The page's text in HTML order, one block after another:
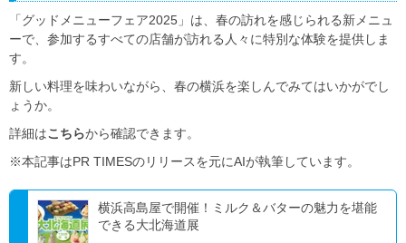
「グッドメニューフェア2025」は、春の訪れを感じられる新メニュ
ーで、参加するすべての店舗が訪れる人々に特別な体験を提供しま
す。
新しい料理を味わいながら、春の横浜を楽しんでみてはいかがでし
ょうか。
詳細はこちらから確認できます。
※本記事はPR TIMESのリリースを元にAIが執筆しています。
横浜高島屋で開催！ミルク＆バターの魅力を堪能
できる大北海道展